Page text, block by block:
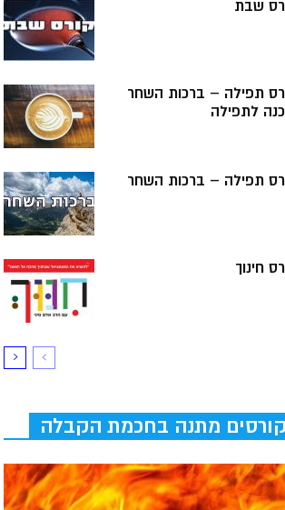
שבת
תפילה – ברכות השחר
לתפילה
תפילה – ברכות השחר
חינוך
קורסים מתנה בחכמת הקבלה